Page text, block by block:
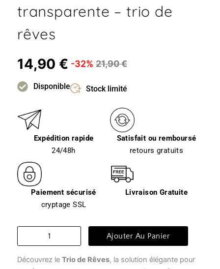
transparente – trio de
rêves
14,90 € -32% 21,90€
Disponible Stock limité
Expédition rapide
24/48h
Satisfait ou remboursé
retours gratuits
Paiement sécurisé
cryptage SSL
Livraison Gratuite
quantité
de
Ajouter Au Panier
Découvrez le Trio de Rêves, la solution élégante pour